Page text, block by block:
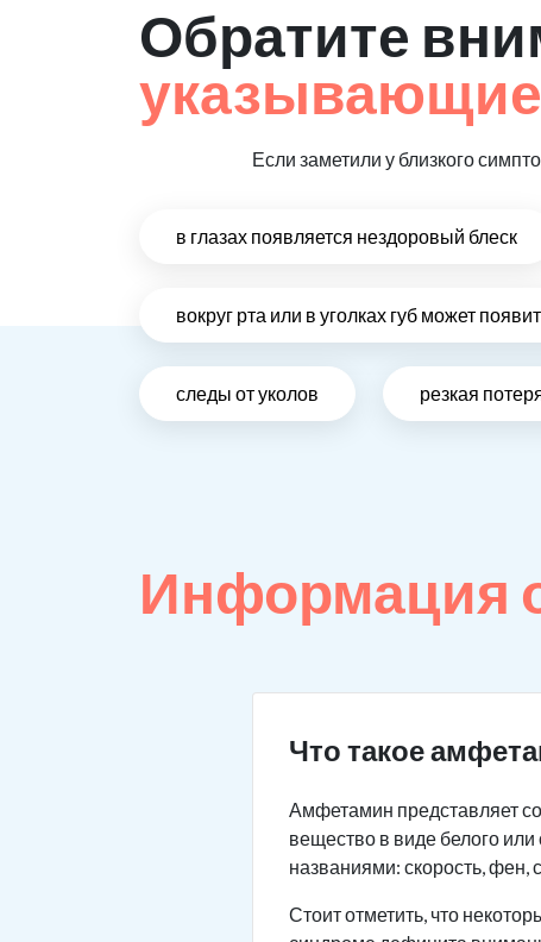
Обратите
Если заметили у близкого
в глазах появляется нездоровый блеск
вокруг рта или в уголках губ может
следы от уколов резкая
Информация
Что такое
Амфетамин представляет
вещество в виде белого или
названиями: скорость, фен,
Стоит отметить, что